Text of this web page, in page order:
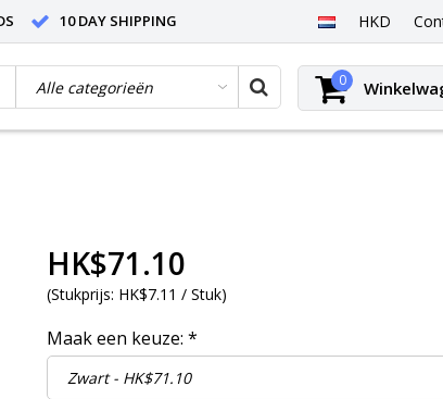
10 DAY SHIPPING HKD
0
HK$71.10
(Stukprijs: HK$7.11 / Stuk)
Maak een keuze: *